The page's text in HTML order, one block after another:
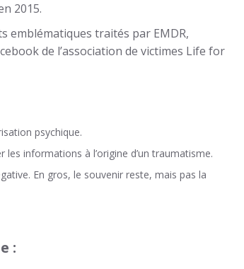
2015.
emblématiques traités par EMDR,
de l’association de victimes Life for
psychique.
informations à l’origine d’un traumatisme.
En gros, le souvenir reste, mais pas la
: